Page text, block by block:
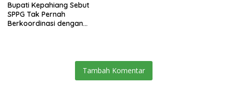
Bupati Kepahiang Sebut
SPPG Tak Pernah
Berkoordinasi dengan
Tambah Komentar